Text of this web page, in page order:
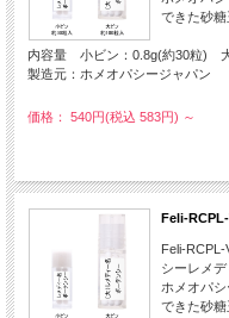
できた砂糖
内容量 小ビン：0.8g(約30粒) 大
製造元：ホメオパシージャパン
価格： 540円(税込 583円) ～
Feli-
Feli-
シーレメデ
ホメオパ
できた砂糖